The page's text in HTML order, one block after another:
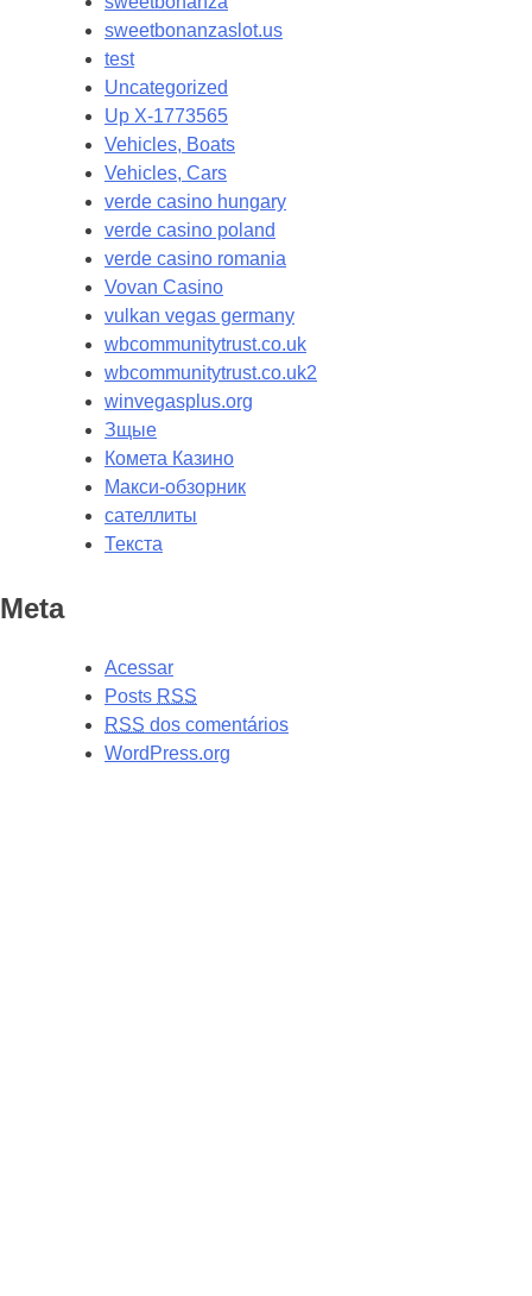
sweetbonanzaslot.us
test
Uncategorized
Up X-1773565
Vehicles, Boats
Vehicles, Cars
verde casino hungary
verde casino poland
verde casino romania
Vovan Casino
vulkan vegas germany
wbcommunitytrust.co.uk
wbcommunitytrust.co.uk2
winvegasplus.org
Зщые
Комета Казино
Макси-обзорник
сателлиты
Текста
Meta
Acessar
Posts RSS
RSS dos comentários
WordPress.org